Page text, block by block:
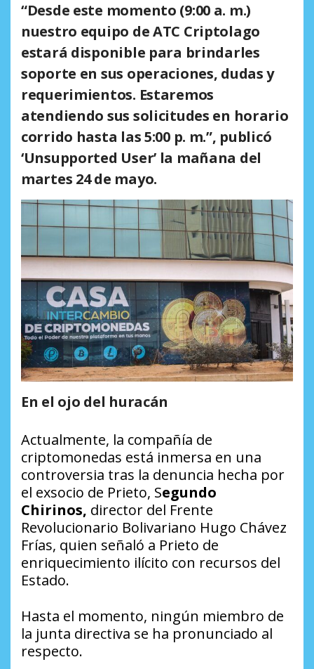
“Desde este momento (9:00 a. m.)
nuestro equipo de ATC Criptolago
estará disponible para brindarles
soporte en sus operaciones, dudas y
requerimientos. Estaremos
atendiendo sus solicitudes en horario
corrido hasta las 5:00 p. m.”, publicó
‘Unsupported User’ la mañana del
martes 24 de mayo.
En el ojo del huracán
Actualmente, la compañía de
criptomonedas está inmersa en una
controversia tras la denuncia hecha por
el exsocio de Prieto, Segundo
Chirinos, director del Frente
Revolucionario Bolivariano Hugo Chávez
Frías, quien señaló a Prieto de
enriquecimiento ilícito con recursos del
Estado.
Hasta el momento, ningún miembro de
la junta directiva se ha pronunciado al
respecto.